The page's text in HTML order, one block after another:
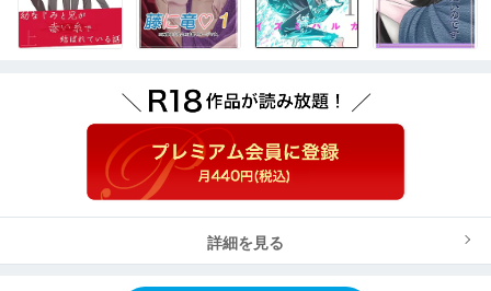
詳細を見る